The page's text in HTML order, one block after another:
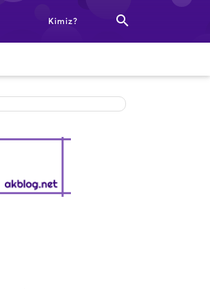

Kimiz?